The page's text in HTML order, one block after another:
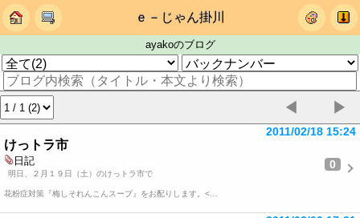
ｅ－じゃん掛川
ayakoのブログ
◀ ▶
けっトラ市
2011/02/18 15:24
日記 0
明日、２月１９日（土）のけっトラ市で
花粉症対策『梅しそれんこんスープ』をお配りします。<…